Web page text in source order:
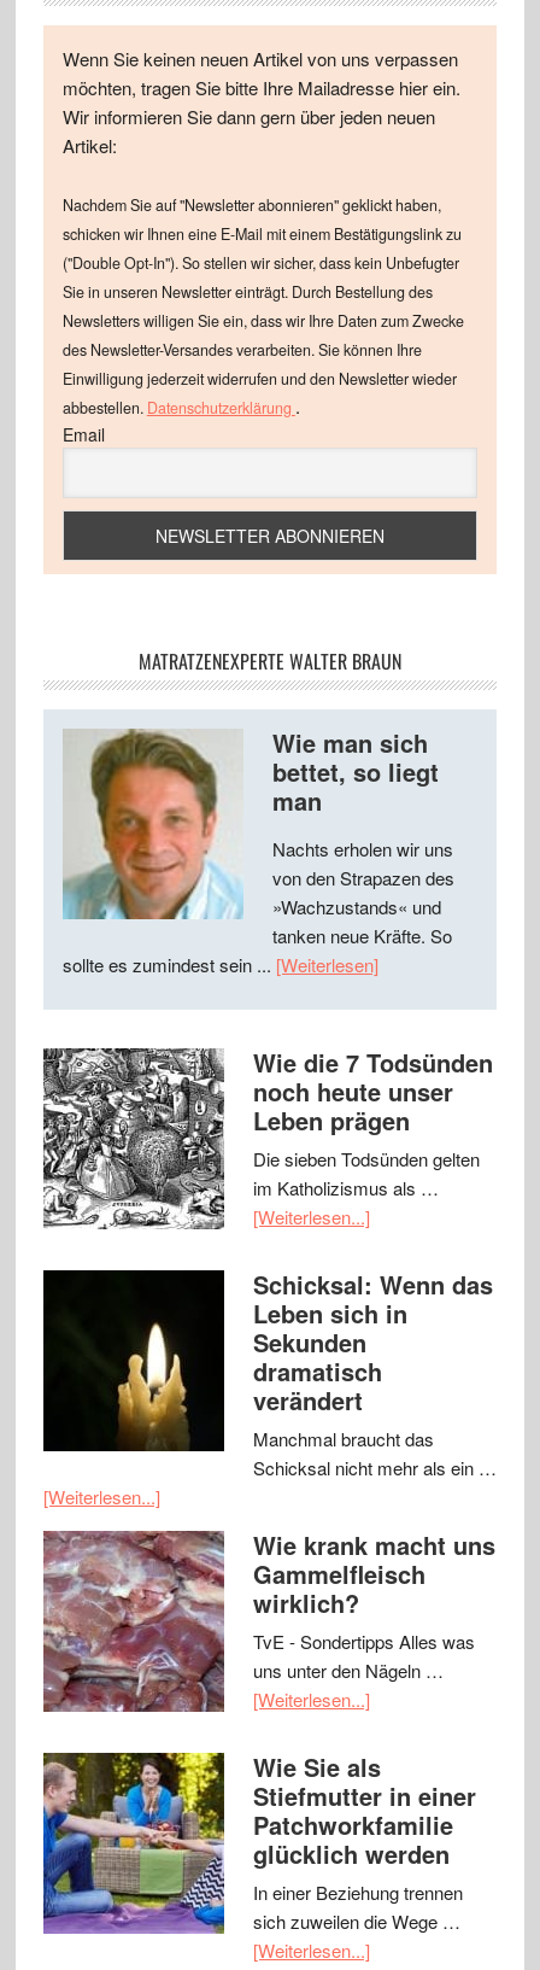
Wenn Sie keinen neuen Artikel von uns verpassen
möchten, tragen Sie bitte Ihre Mailadresse hier ein.
Wir informieren Sie dann gern über jeden neuen
Artikel:
Nachdem Sie auf "Newsletter abonnieren" geklickt haben,
schicken wir Ihnen eine E-Mail mit einem Bestätigungslink zu
("Double Opt-In"). So stellen wir sicher, dass kein Unbefugter
Sie in unseren Newsletter einträgt. Durch Bestellung des
Newsletters willigen Sie ein, dass wir Ihre Daten zum Zwecke
des Newsletter-Versandes verarbeiten. Sie können Ihre
Einwilligung jederzeit widerrufen und den Newsletter wieder
abbestellen. Datenschutzerklärung .
Email
MATRATZENEXPERTE WALTER BRAUN
Wie man sich
bettet, so liegt
man
Nachts erholen wir uns
von den Strapazen des
»Wachzustands« und
tanken neue Kräfte. So
sollte es zumindest sein ... [Weiterlesen]
Wie die 7 Todsünden
noch heute unser
Leben prägen
Die sieben Todsünden gelten
im Katholizismus als …
[Weiterlesen...]
Schicksal: Wenn das
Leben sich in
Sekunden
dramatisch
verändert
Manchmal braucht das
Schicksal nicht mehr als ein …
[Weiterlesen...]
Wie krank macht uns
Gammelfleisch
wirklich?
TvE - Sondertipps Alles was
uns unter den Nägeln …
[Weiterlesen...]
Wie Sie als
Stiefmutter in einer
Patchworkfamilie
glücklich werden
In einer Beziehung trennen
sich zuweilen die Wege …
[Weiterlesen...]